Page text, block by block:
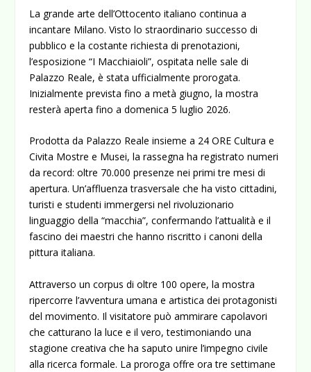
La grande arte dell’Ottocento italiano continua a
incantare Milano. Visto lo straordinario successo di
pubblico e la costante richiesta di prenotazioni,
l’esposizione“I Macchiaioli”, ospitata nelle sale di
Palazzo Reale, è stata ufficialmente prorogata.
Inizialmente prevista fino a metà giugno, la mostra
resterà aperta fino adomenica 5 luglio 2026.
Prodotta da Palazzo Reale insieme a 24 ORE Cultura e
Civita Mostre e Musei, la rassegna ha registrato numeri
da record: oltre 70.000 presenze nei primi tre mesi di
apertura. Un’affluenza trasversale che ha visto cittadini,
turisti e studenti immergersi nel rivoluzionario
linguaggio della “macchia”, confermando l’attualità e il
fascino dei maestri che hanno riscritto i canoni della
pittura italiana.
Attraverso un corpus dioltre 100 opere, la mostra
ripercorre l’avventura umana e artistica dei protagonisti
del movimento. Il visitatore può ammirare capolavori
che catturano la luce e il vero, testimoniando una
stagione creativa che ha saputo unire l’impegno civile
alla ricerca formale. La proroga offre ora tre settimane